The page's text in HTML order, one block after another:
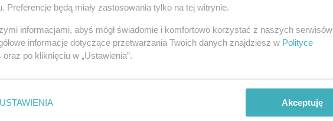
Preferencje będą miały zastosowania tylko na tej witrynie.
informacjami, abyś mógł świadomie i komfortowo korzystać z naszych serwisów
informacje dotyczące przetwarzania Twoich danych znajdziesz w Polityce
oraz po kliknięciu w „Ustawienia”.
USTAWIENIA Akceptuję